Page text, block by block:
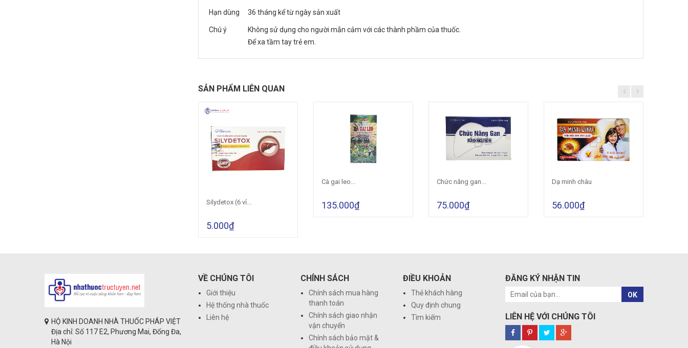
Hạn dùng 36 tháng kể từ ngày sản xuất
Chú ý
Không sử dụng cho người mẫn cảm với các thành phầm của thuốc.
Để xa tầm tay trẻ em.
SẢN PHẨM LIÊN QUAN
Cho vào giỏ hàng
Silydetox (6 vỉ...
5.000₫
Chọn sản phẩm
Cà gai leo...
135.000₫
Hết hàng
Chức năng gan...
75.000₫
Cho vào giỏ hàng
Dạ minh châu
56.000₫
HỘ KINH DOANH NHÀ THUỐC PHÁP VIỆT
Địa chỉ: Số 117 E2, Phương Mai, Đống Đa,
Hà Nội
VỀ CHÚNG TÔI
Giới thiệu
Hệ thống nhà thuốc
Liên hệ
CHÍNH SÁCH
Chính sách mua hàng
thanh toán
Chính sách giao nhận
vận chuyển
Chính sách bảo mật &
ĐIỀU KHOẢN
Thẻ khách hàng
Quy định chung
Tìm kiếm
ĐĂNG KÝ NHẬN TIN
OK
LIÊN HỆ VỚI CHÚNG TÔI